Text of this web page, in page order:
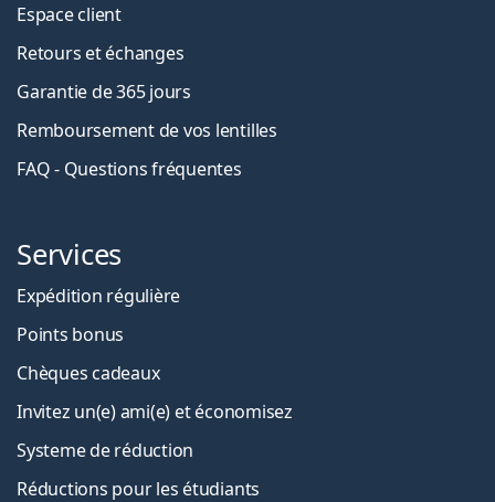
Espace client
Retours et échanges
Garantie de 365 jours
Remboursement de vos lentilles
FAQ - Questions fréquentes
Services
Expédition régulière
Points bonus
Chèques cadeaux
Invitez un(e) ami(e) et économisez
Systeme de réduction
Réductions pour les étudiants